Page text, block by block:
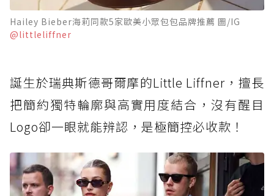
Hailey Bieber海莉同款5家歐美小眾包包品牌推薦 圖/IG
@littleliffner
誕生於瑞典斯德哥爾摩的Little Liffner，擅長
把簡約獨特輪廓與高實用度結合，沒有醒目
Logo卻一眼就能辨認，是極簡控必收款！